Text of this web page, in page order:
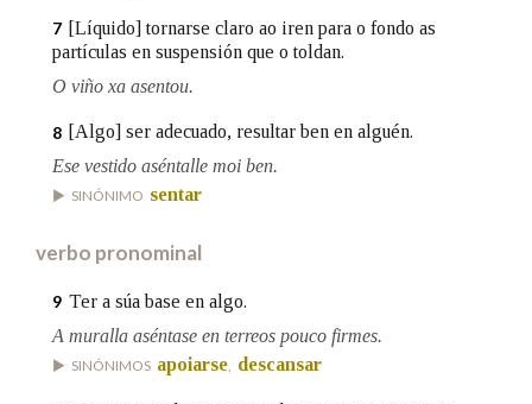
7 [Líquido] tornarse claro ao iren para o fondo as
partículas en suspensión que o toldan.
O viño xa asentou.
8 [Algo] ser adecuado, resultar ben en alguén.
Ese vestido aséntalle moi ben.
SINÓNIMO sentar
verbo pronominal
9 Ter a súa base en algo.
A muralla aséntase en terreos pouco firmes.
SINÓNIMOS apoiarse descansar